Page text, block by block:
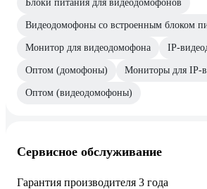
Блоки питания для видеодомофонов
Видеодомофоны со встроенным блоком
Монитор для видеодомофона IP-
Оптом (домофоны) Мониторы для IP-
Оптом (видеодомофоны)
Сервисное обслуживание
Гарантия производителя 3 года